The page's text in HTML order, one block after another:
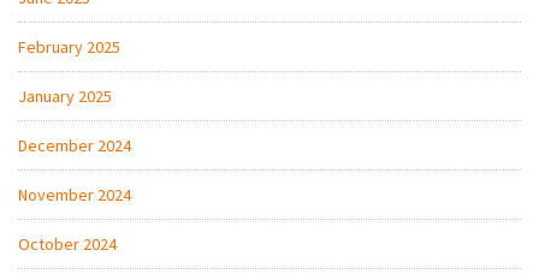
February 2025
January 2025
December 2024
November 2024
October 2024